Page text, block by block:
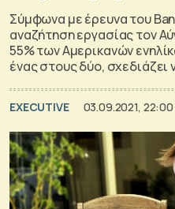
Σύμφωνα με έρευνα του
αναζήτηση εργασίας τον
55% των Αμερικανών
ένας στους δύο, σχεδιάζει
EXECUTIVE 03.09.2021, 22:00